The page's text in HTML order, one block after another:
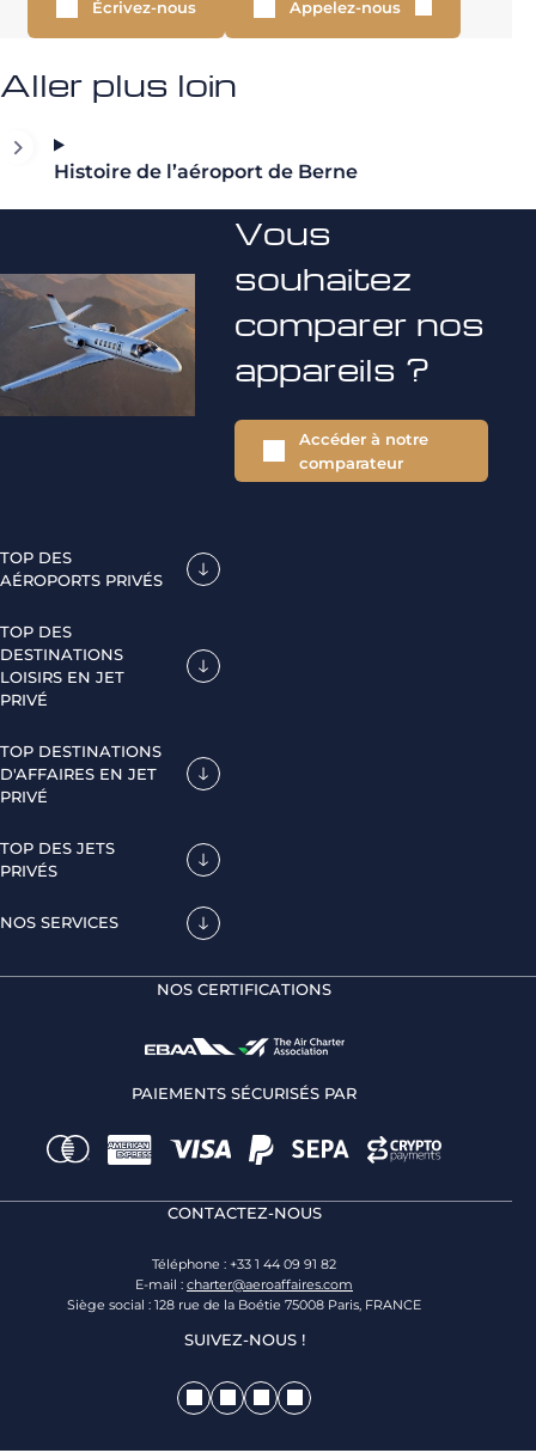
Écrivez-nous Appelez-nous
Aller plus loin
Histoire de l’aéroport de Berne
Vous
souhaitez
comparer nos
appareils ?
Accéder à notre
comparateur
TOP DES
AÉROPORTS PRIVÉS
TOP DES
DESTINATIONS
LOISIRS EN JET
PRIVÉ
TOP DESTINATIONS
D'AFFAIRES EN JET
PRIVÉ
TOP DES JETS
PRIVÉS
NOS SERVICES
NOS CERTIFICATIONS
PAIEMENTS SÉCURISÉS PAR
CONTACTEZ-NOUS
Téléphone : +33 1 44 09 91 82
E-mail : charter@aeroaffaires.com
Siège social : 128 rue de la Boétie 75008 Paris, FRANCE
SUIVEZ-NOUS !